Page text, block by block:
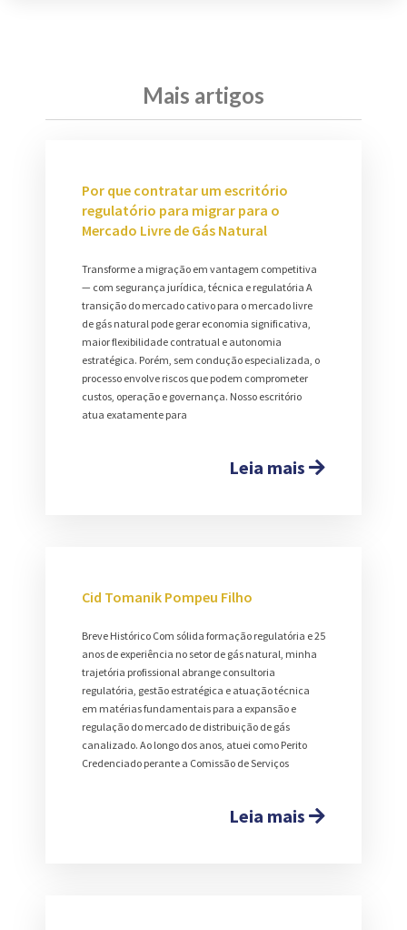
Mais artigos
Por que contratar um escritório
regulatório para migrar para o
Mercado Livre de Gás Natural
Transforme a migração em vantagem competitiva
— com segurança jurídica, técnica e regulatória A
transição do mercado cativo para o mercado livre
de gás natural pode gerar economia significativa,
maior flexibilidade contratual e autonomia
estratégica. Porém, sem condução especializada, o
processo envolve riscos que podem comprometer
custos, operação e governança. Nosso escritório
atua exatamente para
Leia mais
Cid Tomanik Pompeu Filho
Breve Histórico Com sólida formação regulatória e 25
anos de experiência no setor de gás natural, minha
trajetória profissional abrange consultoria
regulatória, gestão estratégica e atuação técnica
em matérias fundamentais para a expansão e
regulação do mercado de distribuição de gás
canalizado. Ao longo dos anos, atuei como Perito
Credenciado perante a Comissão de Serviços
Leia mais